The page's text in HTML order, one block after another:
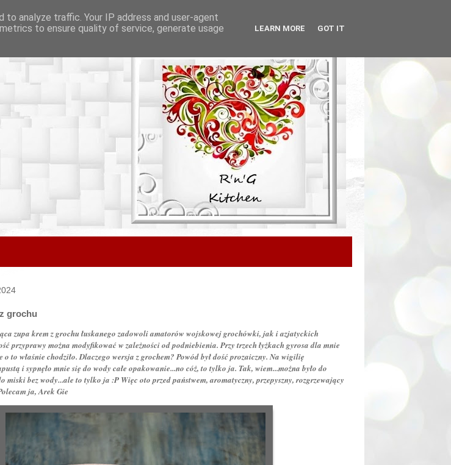
grochu
zupa krem z grochu łuskanego zadowoli amatorów wojskowej grochówki, jak i azjatyckich
przyprawy można modyfikować w zależności od podniebienia. Przy trzech łyżkach gyrosa dla mnie
o to właśnie chodziło. Dlaczego wersja z grochem? Powód był dość prozaiczny. Na wigilię
i sypnęło mnie się do wody całe opakowanie...no cóż, to tylko ja. Tak, wiem...można było do
miski bez wody...ale to tylko ja :P Więc oto przed państwem, aromatyczny, przepyszny, rozgrzewający
ja, Arek Gie
analyze traffic. Your IP address and user-agent
to ensure quality of service, generate usage
LEARN MORE GOT IT